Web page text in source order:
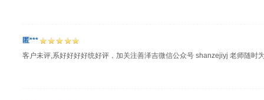
匿***
客户未评,系好好好好统好评，加关注善泽吉微信公众号 shanzejiyj 老师随时